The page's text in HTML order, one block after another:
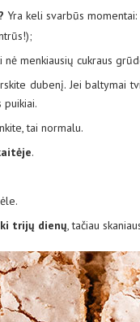
Yra keli svarbūs momentai:
menkiausių cukraus
dubenį. Jei baltymai
puikiai.
tai normalu.
.
trijų dienų, tačiau